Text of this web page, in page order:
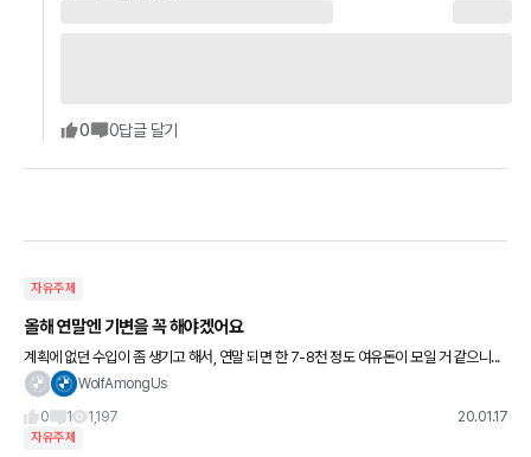
0 0답글 달기
자유주제
올해 연말엔 기변을 꼭 해야겠어요
계획에 없던 수입이 좀 생기고 해서, 연말 되면 한 7-8천 정도 여유돈이 모일 거 같으니...
작년 연말에 못한 기변을 필히 올해는 꼭 도전해봐야겠습니다. 원래 X5나 GLE급 생각했
WolfAmongUs
0
1 1,197 20.01.17
자유주제